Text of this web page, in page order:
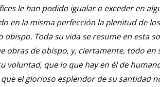
le han podido igualar o exceder en
en la misma perfección la plenitud de
obispo. Toda su vida se resume en esta
obras de obispo, y, ciertamente, todo
voluntad, que lo que hay en él de
el glorioso esplendor de su santidad